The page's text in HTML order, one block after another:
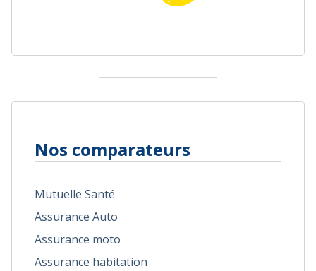
Nos comparateurs
Mutuelle Santé
Assurance Auto
Assurance moto
Assurance habitation